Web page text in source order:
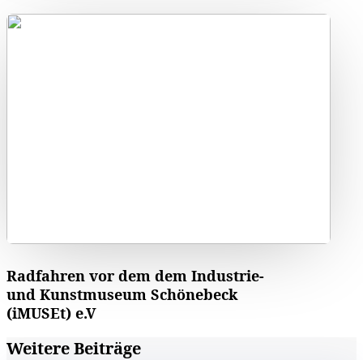
Radfahren vor dem dem Industrie-
und Kunstmuseum Schönebeck
(iMUSEt) e.V
Weitere Beiträge